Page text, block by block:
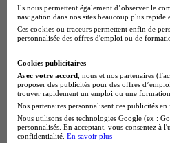
Ils nous permettent également d’observer le
navigation dans nos sites beaucoup plus rapide
Ces cookies ou traceurs permettent enfin de
personnalisée des offres d'emploi ou de
Cookies publicitaires
Avec votre accord , nous et nos partenaires
proposer des publicités pour des offres
trouver rapidement un emploi ou une formation.
Nos partenaires personnalisent ces publicités
Nous utilisons des technologies Google (ex :
personnalisés. En acceptant, vous consentez
confidentialité. En savoir plus